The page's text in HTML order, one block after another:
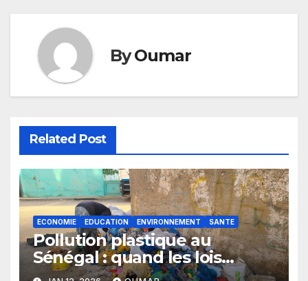
ByOumar
Related Post
ECONOMIE EDUCATION ENVIRONNEMENT SANTE
Pollution plastique au
Sénégal : quand les lois
restent sans effet